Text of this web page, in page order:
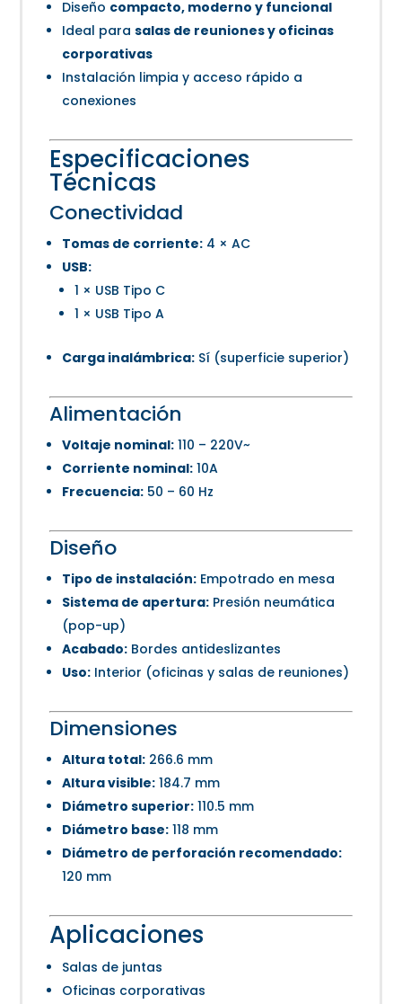
Diseño compacto, moderno y funcional
Ideal parasalas de reuniones y oficinas
corporativas
Instalación limpia y acceso rápido a
conexiones
Especificaciones
Técnicas
Conectividad
Tomas de corriente: 4 × AC
USB:
1 × USB Tipo C
1 × USB Tipo A
Carga inalámbrica: Sí (superficie superior)
Alimentación
Voltaje nominal: 110 – 220V~
Corriente nominal: 10A
Frecuencia: 50 – 60 Hz
Diseño
Tipo de instalación: Empotrado en mesa
Sistema de apertura: Presión neumática
(pop-up)
Acabado: Bordes antideslizantes
Uso: Interior (oficinas y salas de reuniones)
Dimensiones
Altura total: 266.6 mm
Altura visible: 184.7 mm
Diámetro superior: 110.5 mm
Diámetro base: 118 mm
Diámetro de perforación recomendado:
120 mm
Aplicaciones
Salas de juntas
Oficinas corporativas